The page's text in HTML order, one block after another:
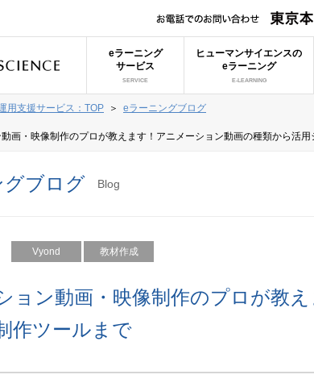
eラーニング
サービス
SERVICE
ヒューマンサイエンスの
eラーニング
E-LEARNING
用支援サービス：TOP ＞ eラーニングブログ
画・映像制作のプロが教えます！アニメーション動画の種類から活
グブログ Blog
Vyond 教材作成
ョン動画・映像制作のプロが教
作ツールまで